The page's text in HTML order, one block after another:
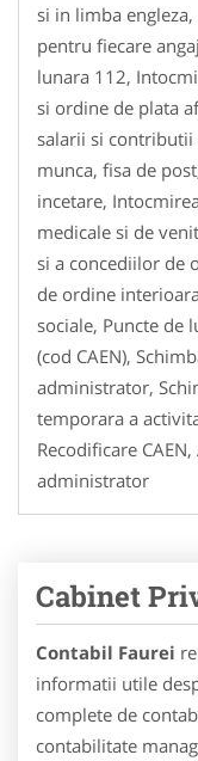
si in limba
pentru fiecare
lunara 112,
si ordine de plata
salarii si
munca, fisa de
incetare,
medicale si de
si a concediilor de
de ordine
sociale, Puncte de
(cod CAEN),
administrator,
temporara a
Recodificare
administrator
Cabinet
Contabil Faurei
informatii utile
complete de
contabilitate